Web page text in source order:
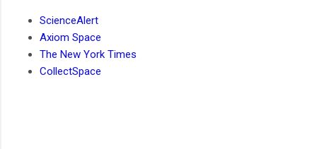
ScienceAlert
Axiom Space
The New York Times
CollectSpace